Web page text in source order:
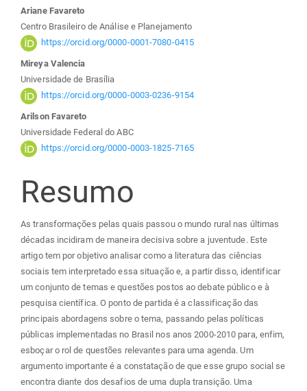
Conteúdo
do
artigo
principal
Ariane Favareto
Centro Brasileiro de Análise e Planejamento
https://orcid.org/0000-0001-7080-0415
Mireya Valencia
Universidade de Brasília
https://orcid.org/0000-0003-0236-9154
Arilson Favareto
Universidade Federal do ABC
https://orcid.org/0000-0003-1825-7165
Resumo
As transformações pelas quais passou o mundo rural nas últimas
décadas incidiram de maneira decisiva sobre a juventude. Este
artigo tem por objetivo analisar como a literatura das ciências
sociais tem interpretado essa situação e, a partir disso, identificar
um conjunto de temas e questões postos ao debate público e à
pesquisa científica. O ponto de partida é a classificação das
principais abordagens sobre o tema, passando pelas políticas
públicas implementadas no Brasil nos anos 2000-2010 para, enfim,
esboçar o rol de questões relevantes para uma agenda. Um
argumento importante é a constatação de que esse grupo social se
encontra diante dos desafios de uma dupla transição. Uma